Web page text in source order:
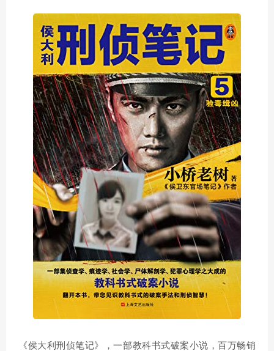
《侯大利刑侦笔记》，一部教科书式破案小说，百万畅销